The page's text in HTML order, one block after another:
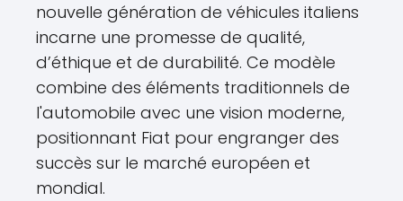
nouvelle génération de véhicules italiens
incarne une promesse de qualité,
d’éthique et de durabilité. Ce modèle
combine des éléments traditionnels de
l'automobile avec une vision moderne,
positionnant Fiat pour engranger des
succès sur le marché européen et
mondial.